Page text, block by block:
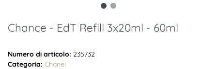
Chance - EdT Refill 3x20ml - 60ml
Numero di articolo: 235732
Categoria: Chanel